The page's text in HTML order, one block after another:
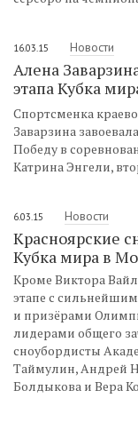
16.03.15 Новости
Алена
этапа Кубка
Спортсменка
Заварзина
Победу в
Катрина Энгели,
6.03.15 Новости
Красноярские
Кубка мира в
Кроме Виктора
этапе с
и призёрами
лидерами общего
сноубордисты
Таймулин, Андрей
Болдыкова и Вера